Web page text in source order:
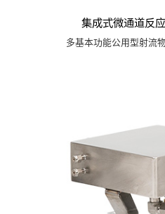
集成式微通道反
多基本功能公用型射流